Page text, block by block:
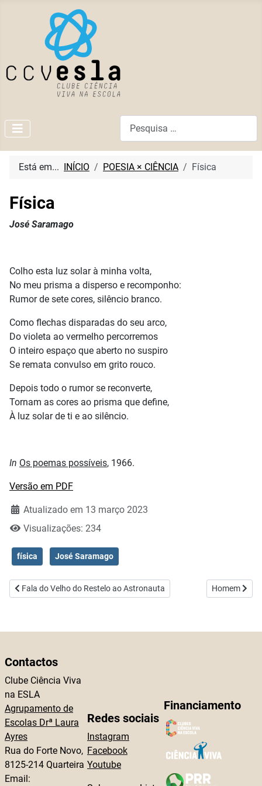
Está em... INÍCIO POESIA × CIÊNCIA Física
Física
José Saramago
Colho esta luz solar à minha volta,
No meu prisma a disperso e recomponho:
Rumor de sete cores, silêncio branco.
Como flechas disparadas do seu arco,
Do violeta ao vermelho percorremos
O inteiro espaço que aberto no suspiro
Se remata convulso em grito rouco.
Depois todo o rumor se reconverte,
Tornam as cores ao prisma que define,
À luz solar de ti e ao silêncio.
In Os poemas possíveis, 1966.
Versão em PDF
Atualizado em 13 março 2023
Visualizações: 234
física José Saramago
Artigo anterior: Fala do Velho do Restelo ao Astronauta
Fala do Velho do Restelo ao Astronauta Artigo
Homem
Contactos
Clube Ciência Viva
na ESLA
Agrupamento de
Escolas Drª Laura
Ayres
Rua do Forte Novo,
8125-214 Quarteira
Email:
Redes sociais
Instagram
Facebook
Youtube
Financiamento